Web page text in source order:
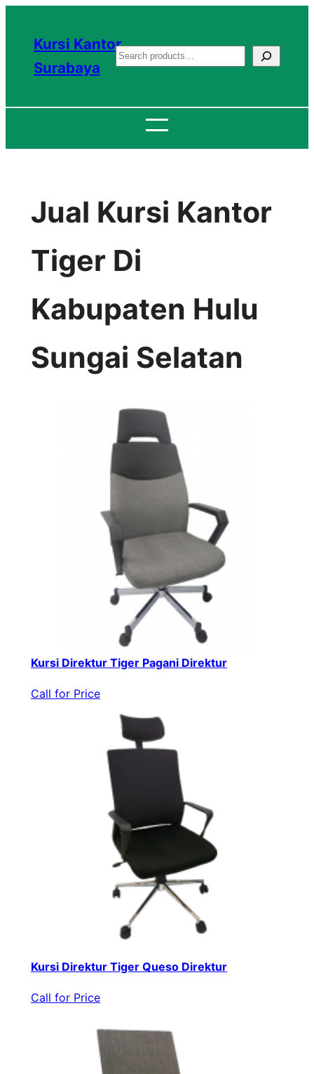
konten
Kursi Kantor
Surabaya
S
a
c
Jual Kursi Kantor
Tiger Di
Kabupaten Hulu
Sungai Selatan
Kursi Direktur Tiger Pagani Direktur
Call for Price
Kursi Direktur Tiger Queso Direktur
Call for Price